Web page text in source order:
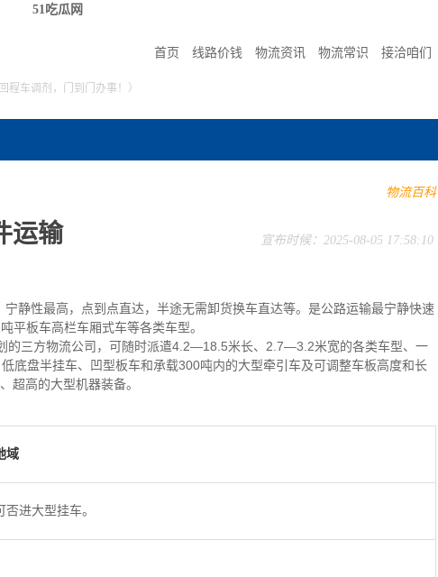
51吃瓜网
首页 线路价钱 物流资讯 物流常识 接洽咱们
程车调剂，门到门办事！）
物流百科
运输 宣布时候：2025-08-05 17:58:10
静性最高，点到点直达，半途无需卸货换车直达等。是公路运输最宁静快速
平板车高栏车厢式车等各类车型。
三方物流公司，可随时派遣4.2—18.5米长、2.7—3.2米宽的各类车型、一
盘半挂车、凹型板车和承载300吨内的大型牵引车及可调整车板高度和长
超高的大型机器装备。
域
进大型挂车。